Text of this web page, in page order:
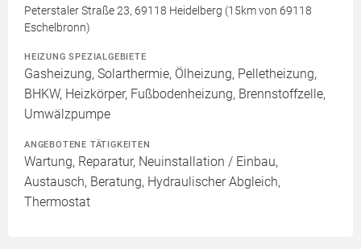
Peterstaler Straße 23, 69118 Heidelberg (15km von 69118
Eschelbronn)
HEIZUNG SPEZIALGEBIETE
Gasheizung, Solarthermie, Ölheizung, Pelletheizung,
BHKW, Heizkörper, Fußbodenheizung, Brennstoffzelle,
Umwälzpumpe
ANGEBOTENE TÄTIGKEITEN
Wartung, Reparatur, Neuinstallation / Einbau,
Austausch, Beratung, Hydraulischer Abgleich,
Thermostat